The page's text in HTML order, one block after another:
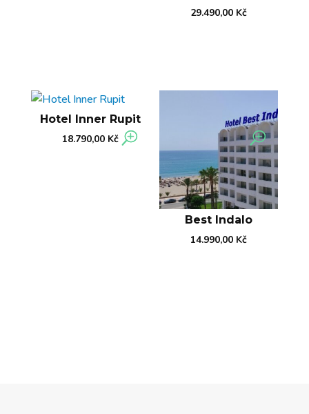
29.490,00 Kč
Hotel Inner Rupit
18.790,00 Kč
Best Indalo
14.990,00 Kč